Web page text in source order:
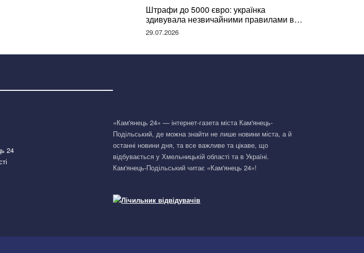
Штрафи до 5000 євро: українка
здивувала незвичайними правилами в
Німеччині та поділилася правдою
29.07.2026
24
«Кам'янець 24» — інтернет-газета міста Кам'янець-
Подільський, де можна знайти не лише новини міста, а й
останні новини дня, та все важливе та цікаве, що
відбувається у Хмельницькій області та в Україні.
Кам'янець-Подільський читає «Кам'янець 24»!